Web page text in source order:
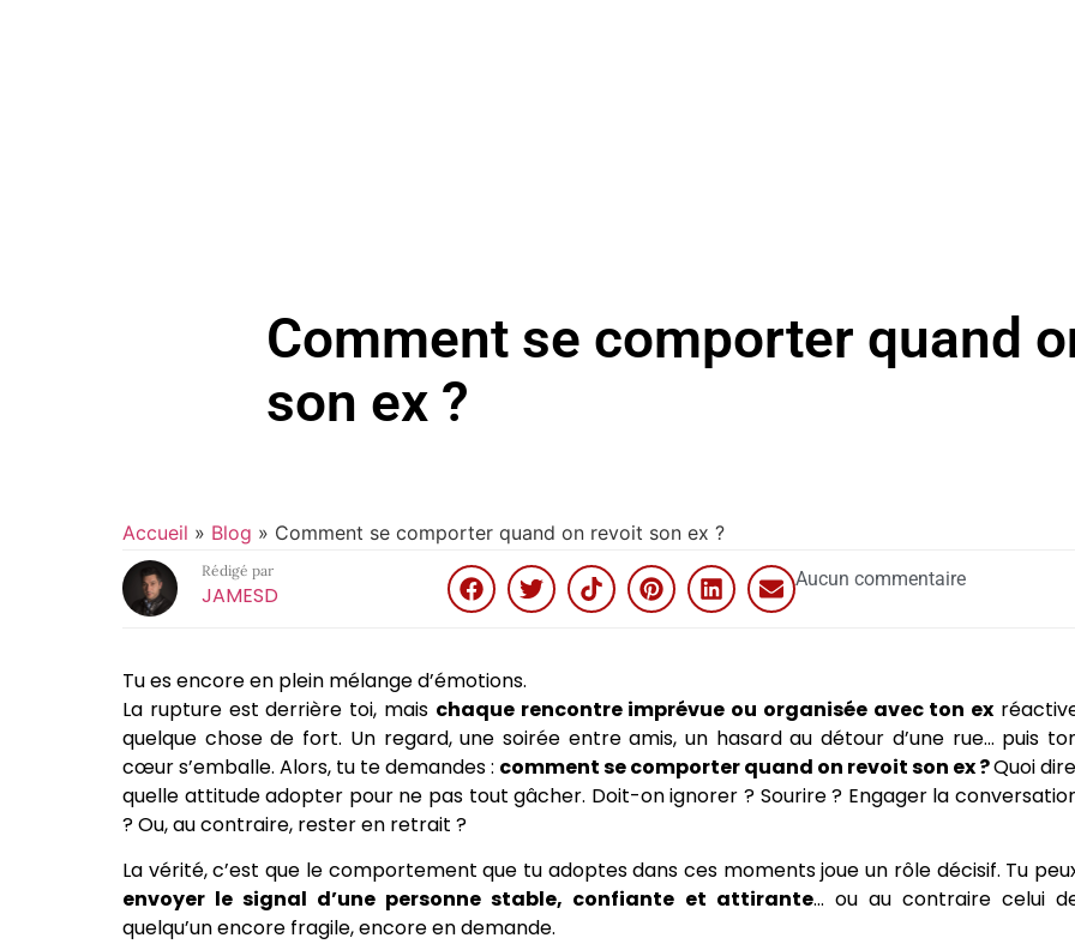
Comment se comporter quand
son ex ?
Accueil » Blog » Comment se comporter quand on revoit son ex ?
Rédigé par
JAMESD
Aucun commentaire
Tu es encore en plein mélange d’émotions.
La rupture est derrière toi, mais chaque rencontre imprévue ou organisée avec ton ex
quelque chose de fort. Un regard, une soirée entre amis, un hasard au détour d’une rue… puis
cœur s’emballe. Alors, tu te demandes : comment se comporter quand on revoit son ex ?Quoi
quelle attitude adopter pour ne pas tout gâcher. Doit-on ignorer ? Sourire ? Engager la
? Ou, au contraire, rester en retrait ?
La vérité, c’est que le comportement que tu adoptes dans ces moments joue un rôle décisif. Tu
envoyer le signal d’une personne stable, confiante et attirante… ou au contraire celui
quelqu’un encore fragile, encore en demande.